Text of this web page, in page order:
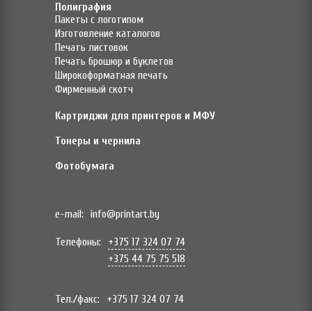
Полиграфия
Пакеты с логотипом
Изготовление каталогов
Печать листовок
Печать брошюр и буклетов
Широкоформатная печать
Фирменный скотч
Картриджи для принтеров и МФУ
Тонеры и чернила
Фотобумага
e-mail: info@printart.by
Телефоны:
+375 17 324 07 74
+375 44 75 75 518
Тел./факс:
+375 17 324 07 74